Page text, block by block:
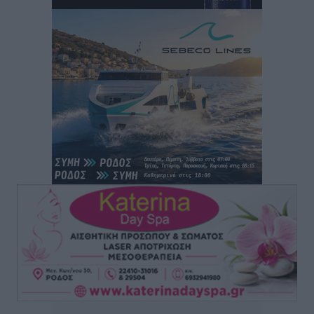
ηλικία 87 ετών
Γιάννης Παππάς: «Σημαντική ανάσα για τις
επιχειρήσεις η παράταση του “Εξοικονομώ –
Τοπικές Ειδήσεις πριν 6 ώρες
Έκτακτη δια περιφοράς συνεδρίαση του Δημοτικού
Συμβουλίου Ρόδου αύριο
Τοπικές Ειδήσεις• πριν 6 ώρες
Βασίλης Α. Υψηλάντης από Καστελλόριζο και Ρω: «Η
παρουσία μου στο Καστελλόριζο και τη Ρω αποτελεί
χρέος, τιμή και ανανέωση της δέσμευσής μου
απέναντι στην ακριτική Δωδεκάνησο»
Τοπικές Ειδήσεις• πριν 6 ώρες